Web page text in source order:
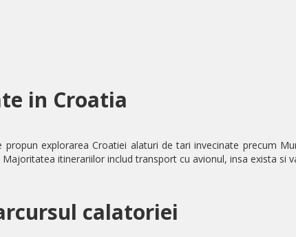
in Croatia
propun explorarea Croatiei alaturi de tari invecinate precum
itinerariilor includ transport cu avionul, insa exista si
calatoriei